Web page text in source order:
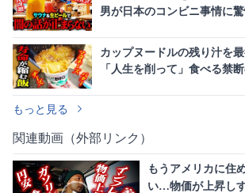
男が日本のコンビニ事情に
カップヌードルの残り汁を
「人生を削って」食べる禁
もっと見る
関連動画（外部リンク）
もうアメリカに住
い…物価が上昇し